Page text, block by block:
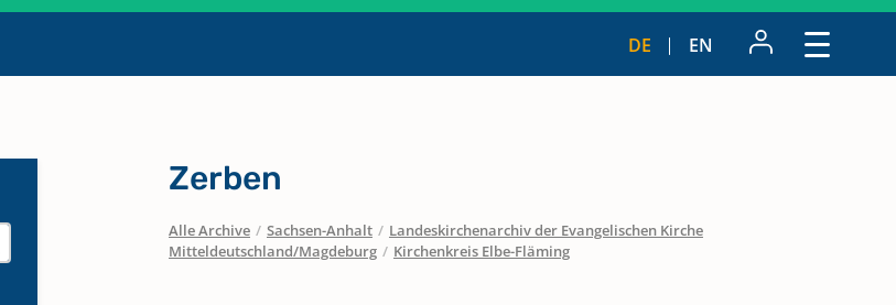
DE EN
Zerben
Alle Archive / Sachsen-Anhalt / Landeskirchenarchiv der Evangelischen Kirche
Mitteldeutschland/Magdeburg / Kirchenkreis Elbe-Fläming